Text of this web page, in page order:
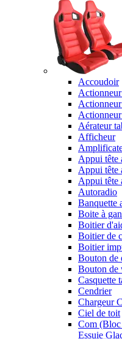
Accoudoir
Aérateur
Afficheur
Appui tête
Appui tête
Appui tête
Autoradio
Banquette
Boite à
Boitier
Boitier de
Boitier
Bouton de
Bouton de
Casquette
Cendrier
Chargeur
Ciel de toit
Com (Bloc
Essuie